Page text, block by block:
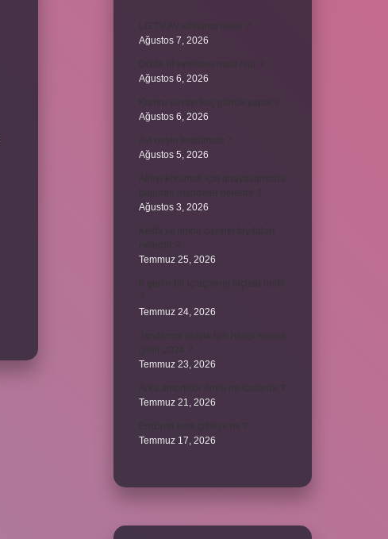
Ağustos 7, 2026
Ağustos 6, 2026
Ağustos 6, 2026
Ağustos 5, 2026
Ağustos 3, 2026
Temmuz 25, 2026
Temmuz 24, 2026
Temmuz 23, 2026
Temmuz 21, 2026
Temmuz 17, 2026